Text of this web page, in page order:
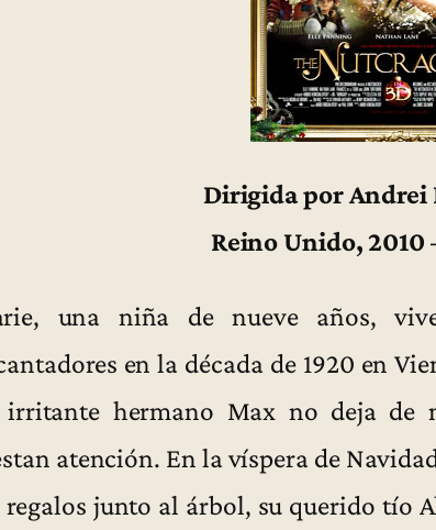
Dirigida por Andrei
Reino Unido, 2010
una niña de nueve años,
en la década de 1920 en
irritante hermano Max no deja de
atención. En la víspera de
regalos junto al árbol, su querido tío